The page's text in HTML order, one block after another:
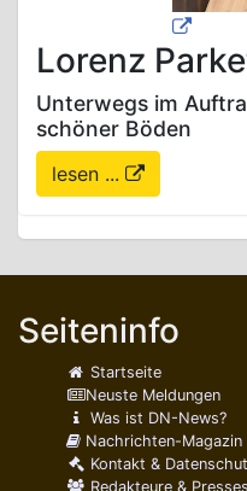
Lorenz
Unterwegs im
schöner Böden
lesen ...
Seiteninfo
Startseite
Neuste Meldungen
Was ist DN-News?
Nachrichten-Magazin
Kontakt &
Redakteure &